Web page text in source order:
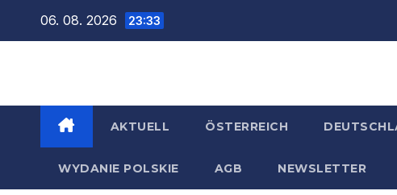
06. 08. 2026 23:33
AKTUELL ÖSTERREICH
WYDANIE POLSKIE AGB NEWSLETTER